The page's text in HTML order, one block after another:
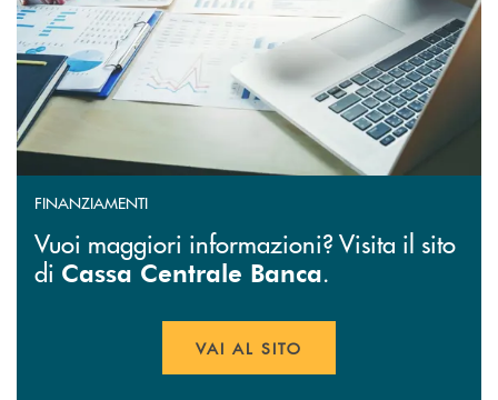
FINANZIAMENTI
Vuoi maggiori informazioni? Visita il sito
di Cassa Centrale Banca.
VAI AL SITO